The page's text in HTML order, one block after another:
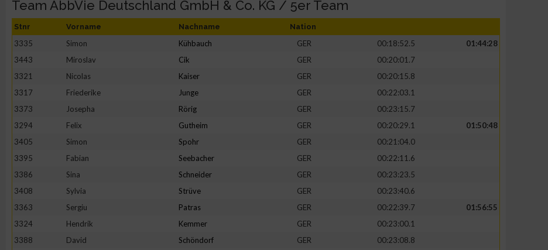
Team AbbVie Deutschland GmbH & Co. KG / 5er Team
Stnr Vorname Nachname Nation
3335 Simon Kühbauch GER 00:18:52.5
01:44:28
3443
Miroslav Cik GER
00:20:01.7
3321
Nicolas Kaiser GER
00:20:15.8
3317
Friederike Junge GER
00:22:03.1
3373
Josepha Rörig GER
00:23:15.7
3294
Felix Gutheim GER 00:20:29.1
01:50:48
3405
Simon Spohr GER
00:21:04.0
3395
Fabian Seebacher GER
00:22:11.6
3386
Sina Schneider GER
00:23:23.5
3408
Sylvia Strüve GER
00:23:40.6
3363
Sergiu Patras GER 00:22:39.7
01:56:55
3324
Hendrik Kemmer GER
00:23:00.1
3388
David Schöndorf GER
00:23:08.8